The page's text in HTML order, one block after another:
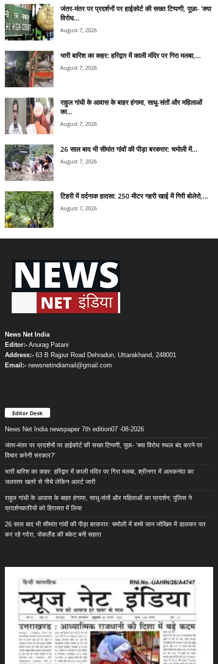
जंतर-मंतर पर प्रदर्शनों पर हाईकोर्ट की सख्त टिप्पणी, पूछा- ‘क्या
विरोध...
August 7, 2026
भारी बारिश का कहर: हरिद्वार में काली मंदिर पर गिरा मलबा,...
August 7, 2026
राहुल गांधी के आवास के बाहर हंगामा, साधु-संतों और महिलाओं
का...
August 7, 2026
26 साल बाद भी सीमांत गांवों की पीड़ा बरकरार: चमोली में...
August 7, 2026
टिहरी में दर्दनाक हादसा: 250 मीटर गहरी खाई में गिरी बोलेरो,...
August 7, 2026
News Net India
Editor:- Anurag Patani
Address:- 63 B Rajpur Road Dehradun, Uttarakhand, 248001
Email:- newsnetindiamail@gmail.com
Editor Desk
News Net India newspaper 7th edition07 -08-2026
जंतर-मंतर पर प्रदर्शनों पर हाईकोर्ट की सख्त टिप्पणी, पूछा- ‘क्या विरोध स्थल बंद करने पर
विचार करेगी सरकार?’
भारी बारिश का कहर: हरिद्वार में काली मंदिर पर गिरा मलबा, श्रीनगर में अलकनंदा का
जलस्तर खतरे से नीचे लेकिन अलर्ट जारी
राहुल गांधी के आवास के बाहर हंगामा, साधु-संतों और महिलाओं का प्रदर्शन; पुलिस ने
प्रदर्शनकारियों को हिरासत में लिया
26 साल बाद भी सीमांत गांवों की पीड़ा बरकरार: चमोली में बच्चे जान जोखिम में डालकर पार
कर रहे गदेरा, पोकलैंड की बकेट बनी सहारा